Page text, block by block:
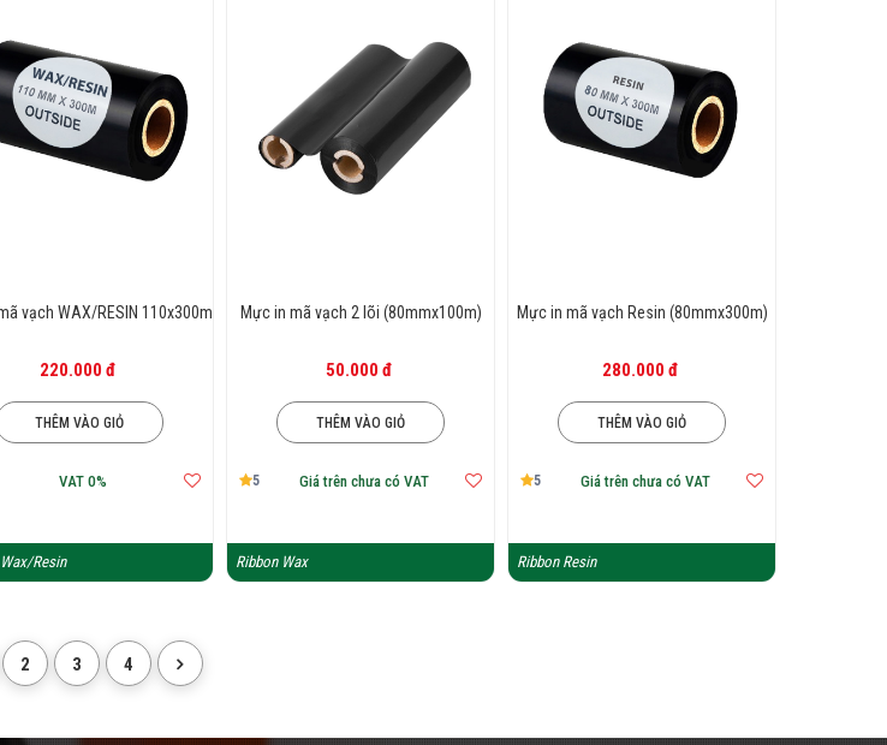
chọn cho mình kích thước cuộn mực, và chất liệu mực sao cho phù
đặt hàng sản phẩm mực in decal và nhận được nhiều ưu đãi hấp
tơi.
vạch WAX/RESIN 110x300m
220.000 đ
THÊM VÀO GIỎ
VAT 0%
Resin
Mực in mã vạch 2 lõi (80mmx100m)
50.000 đ
THÊM VÀO GIỎ
5 Giá trên chưa có VAT
Ribbon Wax
Mực in mã vạch Resin (80mmx300m)
280.000 đ
THÊM VÀO GIỎ
5 Giá trên chưa có VAT
Ribbon Resin
2 3 4